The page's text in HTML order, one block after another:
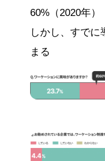
60%（2020年）
しかし、すでに
まる